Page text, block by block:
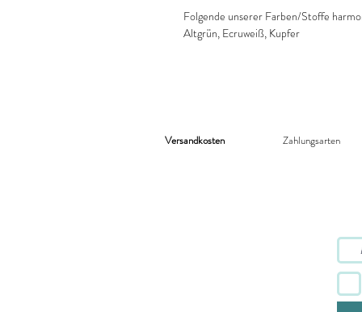
Folgende unserer Farben/Stoffe
Altgrün, Ecruweiß, Kupfer
Versandkosten Zahlungsarten